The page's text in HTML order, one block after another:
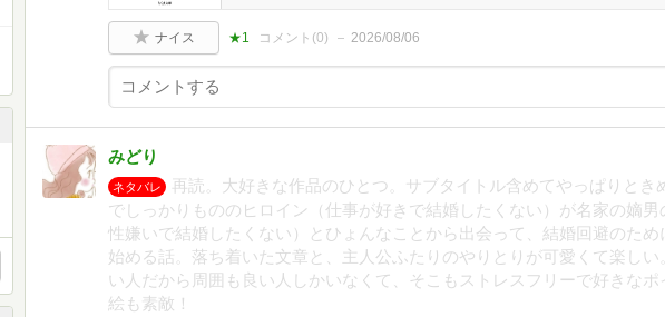
ナイス ★1 コメント(0) 2026/08/06
みどり
ネタバレ
再読。大好きな作品のひとつ。サブタイトル含めてやっぱりとき
でしっかりもののヒロイン（仕事が好きで結婚したくない）が名家の嫡男
性嫌いで結婚したくない）とひょんなことから出会って、結婚回避のため
始める話。落ち着いた文章と、主人公ふたりのやりとりが可愛くて楽しい
い人だから周囲も良い人しかいなくて、そこもストレスフリーで好きなポ
絵も素敵！